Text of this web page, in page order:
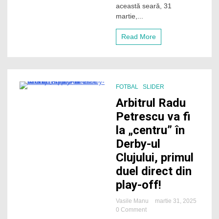
derby-
această seară, 31
martie,...
Read More
FOTBAL SLIDER
Arbitrul Radu
Petrescu va fi
la „centru” în
Derby-ul
Clujului, primul
duel direct din
play-off!
Vasile Manu
martie 31, 2025
0 Commenton